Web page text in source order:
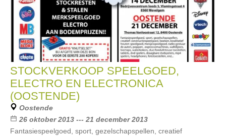
STOCKVERKOOP SPEELGOED,
ELECTRO EN ELECTRONICA
(OOSTENDE)
Oostende
26 oktober 2013 --- 21 december 2013
Fantasiespeelgoed, sport, gezelschapspellen, creatief